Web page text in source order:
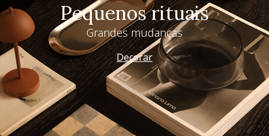
Pequenos rituais
Grandes mudanças
Decorar